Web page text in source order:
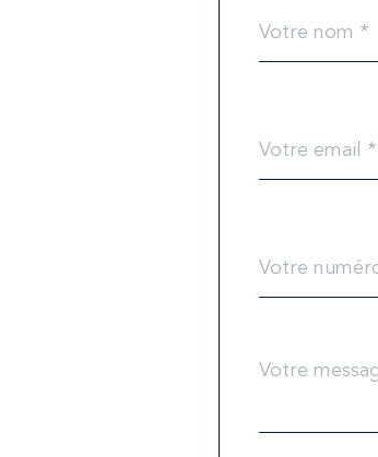
*
*
*
Fieldset
défaut
Message